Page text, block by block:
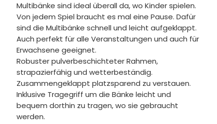
Multibänke sind ideal überall da, wo Kinder spielen.
Von jedem Spiel braucht es mal eine Pause. Dafür
sind die Multibänke schnell und leicht aufgeklappt.
Auch perfekt für alle Veranstaltungen und auch für
Erwachsene geeignet.
Robuster pulverbeschichteter Rahmen,
strapazierfähig und wetterbeständig.
Zusammengeklappt platzsparend zu verstauen.
Inklusive Tragegriff um die Bänke leicht und
bequem dorthin zu tragen, wo sie gebraucht
werden.